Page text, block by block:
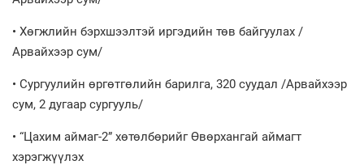
• Хөгжлийн бэрхшээлтэй иргэдийн төв байгуулах /
Арвайхээр сум/
• Сургуулийн өргөтгөлийн барилга, 320 суудал /Арвайхээр
сум, 2 дугаар сургууль/
• “Цахим аймаг-2” хөтөлбөрийг Өвөрхангай аймагт
хэрэгжүүлэх